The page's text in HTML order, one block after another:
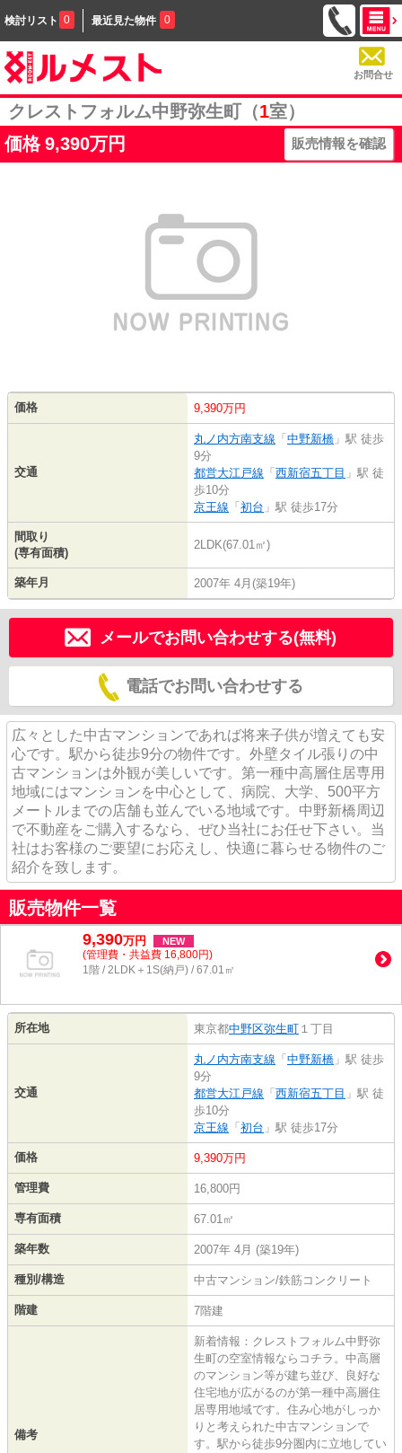
検討リスト 0 最近見た物件 0
お問合せ
クレストフォルム中野弥生町（1室）
価格 9,390万円 販売情報を確認
価格 9,390万円
交通
丸ノ内方南支線 「 中野新橋 」駅 徒歩
9分
都営大江戸線 「 西新宿五丁目 」駅 徒
歩10分
京王線 「 初台 」駅 徒歩17分
間取り
(専有面積)
2LDK(67.01㎡)
築年月 2007年 4月(築19年)
メールでお問い合わせする(無料)
電話でお問い合わせする
広々とした中古マンションであれば将来子供が増えても安
心です。駅から徒歩9分の物件です。外壁タイル張りの中
古マンションは外観が美しいです。第一種中高層住居専用
地域にはマンションを中心として、病院、大学、500平方
メートルまでの店舗も並んでいる地域です。中野新橋周辺
で不動産をご購入するなら、ぜひ当社にお任せ下さい。当
社はお客様のご要望にお応えし、快適に暮らせる物件のご
紹介を致します。
販売物件一覧
9,390万円 NEW
(管理費・共益費 16,800円)
1階 / 2LDK＋1S(納戸) / 67.01㎡
所在地 東京都中野区弥生町 １丁目
交通
丸ノ内方南支線 「 中野新橋 」駅 徒歩
9分
都営大江戸線 「 西新宿五丁目 」駅 徒
歩10分
京王線 「 初台 」駅 徒歩17分
価格 9,390万円
管理費 16,800円
専有面積 67.01㎡
築年数 2007年 4月 (築19年)
種別/構造 中古マンション/鉄筋コンクリート
階建 7階建
備考
新着情報：クレストフォルム中野弥
生町の空室情報ならコチラ。中高層
のマンション等が建ち並び、良好な
住宅地が広がるのが第一種中高層住
居専用地域です。住み心地がしっか
りと考えられた中古マンションで
す。駅から徒歩9分圏内に立地してい